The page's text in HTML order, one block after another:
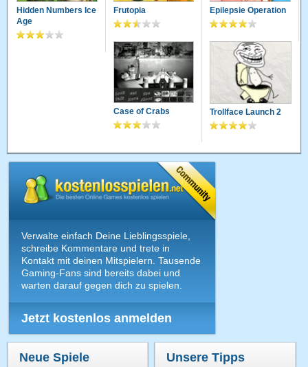
Hidden Numbers Ice
Age
Frutopia Epilepsie Operation
Case of Crabs Trollface Launch 2
Verwalte einfach Deine Lieblingsspiele,
schreibe Kommentare und trete in
Kontakt mit deinen Mitspielern. Tausende
Gaming-Fans sind bereits dabei und
warten darauf gegen dich zu spielen.
Jetzt kostenlos anmelden
Neue Spiele Unsere Tipps